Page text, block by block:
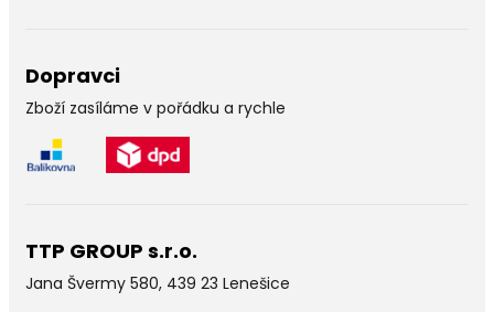
Dopravci
Zboží zasíláme v pořádku a rychle
TTP GROUP s.r.o.
Jana Švermy 580, 439 23 Lenešice